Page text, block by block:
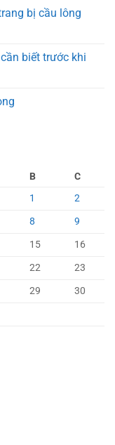
bị cầu lông
biết trước khi
B
C
1
2
8
9
15
16
22
23
29
30